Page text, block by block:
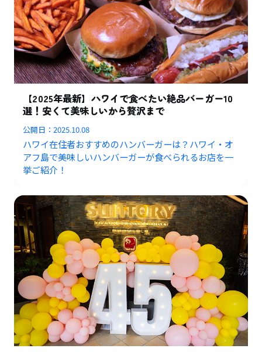
【2025年最新】ハワイで食べたい絶品バーガー10
選！安くて美味しいから贅沢まで
公開日：2025.10.08
ハワイ在住者おすすめのハンバーガーは？ハワイ・オ
アフ島で美味しいハンバーガーが食べられるお店を一
挙ご紹介！